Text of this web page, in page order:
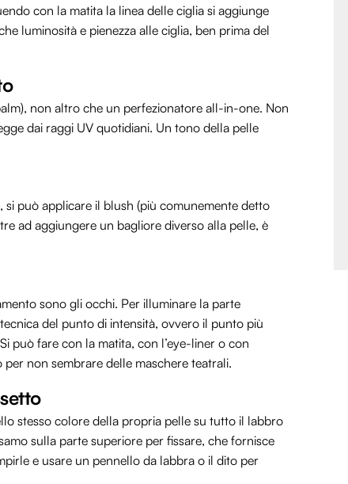
con la matita la linea delle ciglia si aggiunge
luminosità e pienezza alle ciglia, ben prima del
non altro che un perfezionatore all-in-one. Non
dai raggi UV quotidiani. Un tono della pelle
può applicare il blush (più comunemente detto
ad aggiungere un bagliore diverso alla pelle, è
sono gli occhi. Per illuminare la parte
del punto di intensità, ovvero il punto più
può fare con la matita, con l’eye-liner o con
non sembrare delle maschere teatrali.
stesso colore della propria pelle su tutto il labbro
sulla parte superiore per fissare, che fornisce
e usare un pennello da labbra o il dito per